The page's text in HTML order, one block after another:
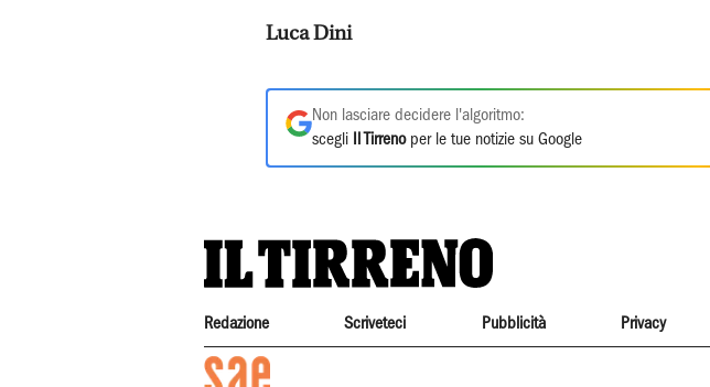
Luca Dini
Non lasciare decidere l'algoritmo:
scegli
Il Tirrenoper le tue notizie su Google
Redazione Scriveteci Pubblicità Privacy